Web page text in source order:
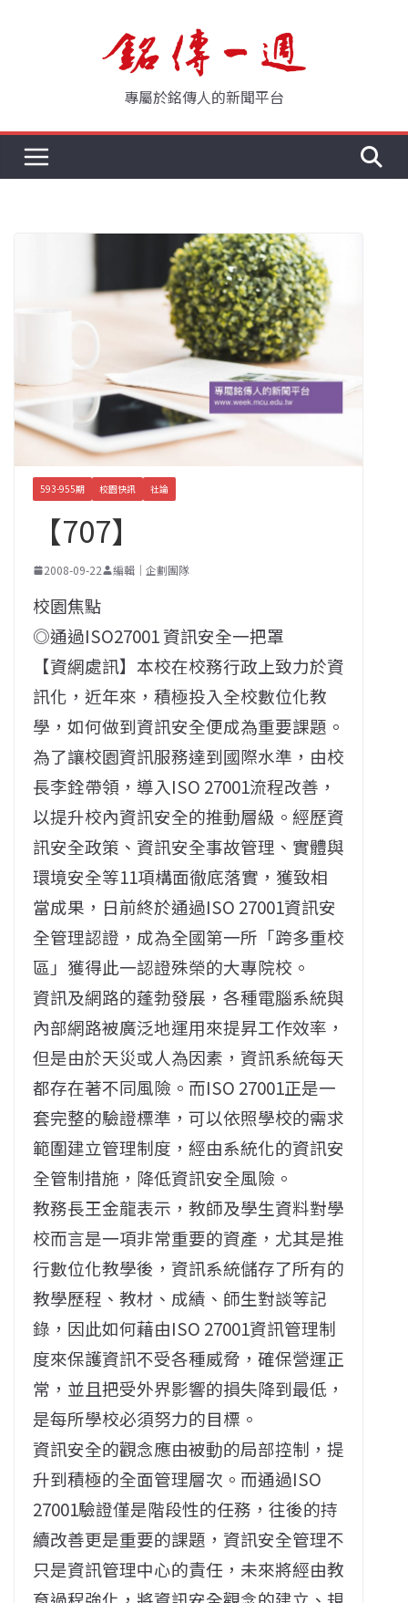
專屬於銘傳人的新聞平台
593-955期 校園快訊 社論
【707】
2008-09-22 編輯｜企劃團隊
校園焦點
◎通過ISO27001 資訊安全一把罩
【資網處訊】本校在校務行政上致力於資
訊化，近年來，積極投入全校數位化教
學，如何做到資訊安全便成為重要課題。
為了讓校園資訊服務達到國際水準，由校
長李銓帶領，導入ISO 27001流程改善，
以提升校內資訊安全的推動層級。經歷資
訊安全政策、資訊安全事故管理、實體與
環境安全等11項構面徹底落實，獲致相
當成果，日前終於通過ISO 27001資訊安
全管理認證，成為全國第一所「跨多重校
區」獲得此一認證殊榮的大專院校。
資訊及網路的蓬勃發展，各種電腦系統與
內部網路被廣泛地運用來提昇工作效率，
但是由於天災或人為因素，資訊系統每天
都存在著不同風險。而ISO 27001正是一
套完整的驗證標準，可以依照學校的需求
範圍建立管理制度，經由系統化的資訊安
全管制措施，降低資訊安全風險。
教務長王金龍表示，教師及學生資料對學
校而言是一項非常重要的資產，尤其是推
行數位化教學後，資訊系統儲存了所有的
教學歷程、教材、成績、師生對談等記
錄，因此如何藉由ISO 27001資訊管理制
度來保護資訊不受各種威脅，確保營運正
常，並且把受外界影響的損失降到最低，
是每所學校必須努力的目標。
資訊安全的觀念應由被動的局部控制，提
升到積極的全面管理層次。而通過ISO
27001驗證僅是階段性的任務，往後的持
續改善更是重要的課題，資訊安全管理不
只是資訊管理中心的責任，未來將經由教